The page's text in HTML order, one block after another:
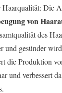
Haarqualität: Die
von
des
und gesünder
die Produktion
und verbessert